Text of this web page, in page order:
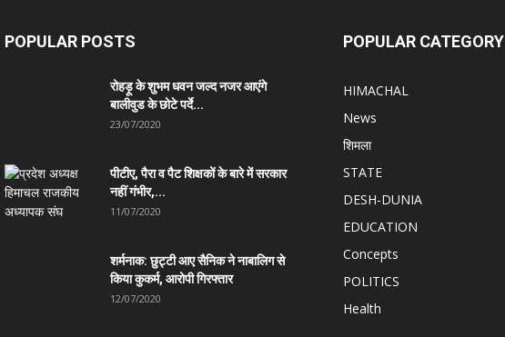
POPULAR POSTS
रोहड़ू के शुभम धवन जल्द नजर आएंगे
बालीवुड के छोटे पर्दे...
23/07/2020
पीटीए, पैरा व पैट शिक्षकों के बारे में सरकार
नहीं गंभीर,...
11/07/2020
शर्मनाक: छुट्टी आए सैनिक ने नाबालिग से
किया कुकर्म, आरोपी गिरफ्तार
12/07/2020
POPULAR CATEGORY
HIMACHAL
News
शिमला
STATE
DESH-DUNIA
EDUCATION
Concepts
POLITICS
Health